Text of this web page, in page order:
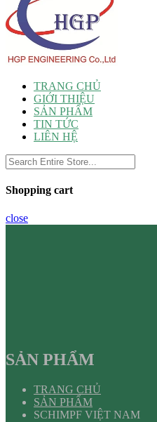
TRANG CHỦ
GIỚI THIỆU
SẢN PHẨM
TIN TỨC
LIÊN HỆ
Shopping cart
close
SẢN PHẨM
TRANG CHỦ
SẢN PHẨM
SCHIMPF VIỆT NAM